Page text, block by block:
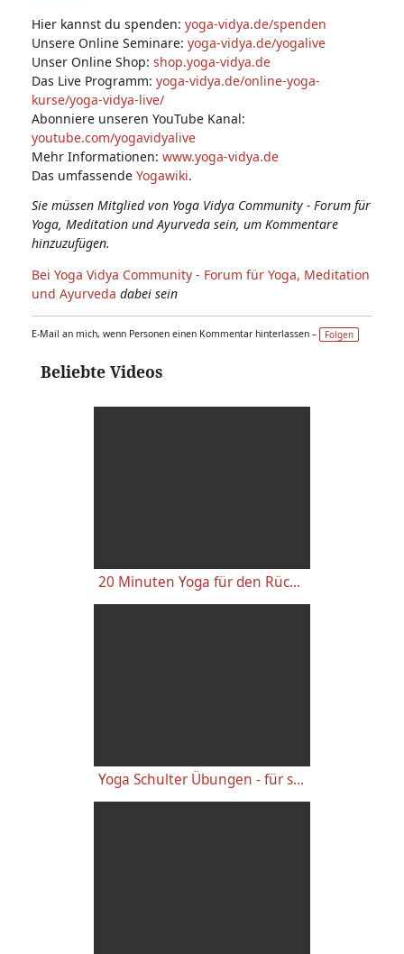
Hier kannst du spenden: yoga-vidya.de/spenden
Unsere Online Seminare: yoga-vidya.de/yogalive
Unser Online Shop: shop.yoga-vidya.de
Das Live Programm: yoga-vidya.de/online-yoga-
kurse/yoga-vidya-live/
Abonniere unseren YouTube Kanal:
youtube.com/yogavidyalive
Mehr Informationen: www.yoga-vidya.de
Das umfassende Yogawiki.
Sie müssen Mitglied von Yoga Vidya Community - Forum für
Yoga, Meditation und Ayurveda sein, um Kommentare
hinzuzufügen.
Bei Yoga Vidya Community - Forum für Yoga, Meditation
und Ayurveda dabei sein
E-Mail an mich, wenn Personen einen Kommentar hinterlassen – Folgen
Beliebte Videos
20 Minuten Yoga für den Rücken - Anfänger-Level
Yoga Schulter Übungen - für starke gesunde Schultern, gegen Schulterschmerzen